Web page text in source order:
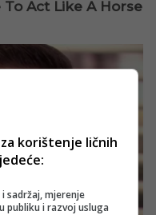
korištenje ličnih
sadržaj, mjerenje
publiku i razvoj usluga